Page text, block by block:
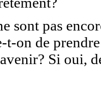
sont pas
t-on de prendre
Si oui,